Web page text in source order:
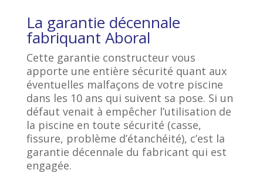
La garantie décennale
fabriquant Aboral
Cette garantie constructeur vous
apporte une entière sécurité quant aux
éventuelles malfaçons de votre piscine
dans les 10 ans qui suivent sa pose. Si un
défaut venait à empêcher l’utilisation de
la piscine en toute sécurité (casse,
fissure, problème d’étanchéité), c’est la
garantie décennale du fabricant qui est
engagée.